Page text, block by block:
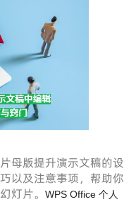
母版提升演示文稿的设
以及注意事项，帮助你
灯片。
WPS Office 个人